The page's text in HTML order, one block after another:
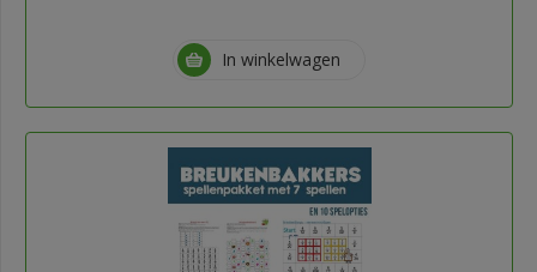
In winkelwagen